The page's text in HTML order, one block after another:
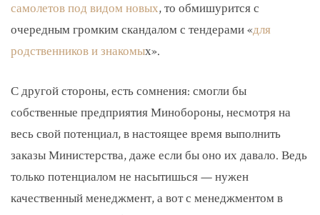
самолетов под видом новых, то обмишурится с
очередным громким скандалом с тендерами «для
родственников и знакомых».
С другой стороны, есть сомнения: смогли бы
собственные предприятия Минобороны, несмотря на
весь свой потенциал, в настоящее время выполнить
заказы Министерства, даже если бы оно их давало. Ведь
только потенциалом не насытишься — нужен
качественный менеджмент, а вот с менеджментом в